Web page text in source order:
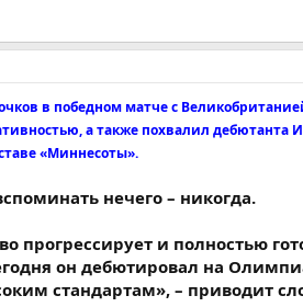
в победном матче с
а также похвалил дебютанта
«Миннесоты».
нечего – никогда.
прогрессирует и полностью
он дебютировал на
стандартам», – приводит